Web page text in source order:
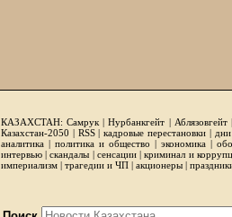
КАЗАХСТАН: Самрук |Нурбанкгейт | Аблязовгейт
Казахстан-2050 | RSS|кадровые перестановки|
аналитика | политика и общество | экономика |
интервью |скандалы | сенсации|криминал и
империализм | трагедии и ЧП | акционеры |